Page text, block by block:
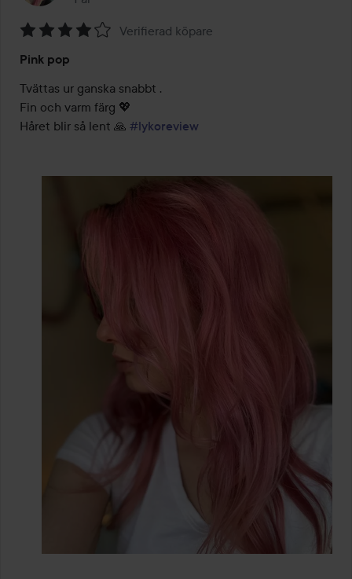
4
av
5
Verifierad köpare
Pink pop
Tvättas ur ganska snabbt .
Fin och varm färg 💖
Håret blir så lent 🙏 #lykoreview